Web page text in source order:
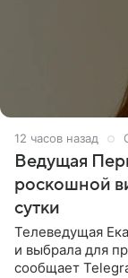
12 часов назад
Ведущая
роскошной
сутки
Телеведущая
и выбрала для
сообщает